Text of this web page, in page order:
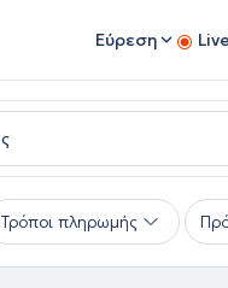
Εύρεση
Τρόποι πληρωμής